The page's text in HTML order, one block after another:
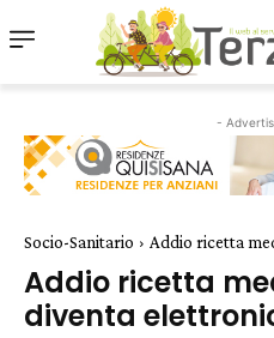
-
Socio-Sanitario Addio ricetta
Addio ricetta
diventa